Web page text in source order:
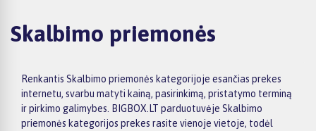
Skalbimo priemonės
Renkantis Skalbimo priemonės kategorijoje esančias prekes
internetu, svarbu matyti kainą, pasirinkimą, pristatymo terminą
ir pirkimo galimybes. BIGBOX.LT parduotuvėje Skalbimo
priemonės kategorijos prekes rasite vienoje vietoje, todėl